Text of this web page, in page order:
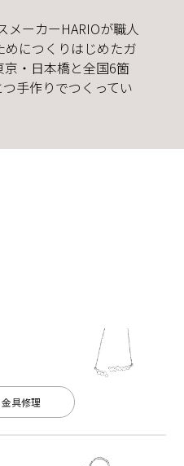
メーカーHARIOが職人
めにつくりはじめたガ
・日本橋と全国6箇
手作りでつくってい
具修理